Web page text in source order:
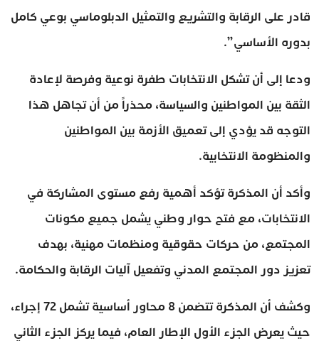
قادر على الرقابة والتشريع والتمثيل الدبلوماسي بوعي كامل
بدوره الأساسي”.
ودعا إلى أن تشكل الانتخابات طفرة نوعية وفرصة لإعادة
الثقة بين المواطنين والسياسة، محذراً من أن تجاهل هذا
التوجه قد يؤدي إلى تعميق الأزمة بين المواطنين
والمنظومة الانتخابية.
وأكد أن المذكرة تؤكد أهمية رفع مستوى المشاركة في
الانتخابات، مع فتح حوار وطني يشمل جميع مكونات
المجتمع، من حركات حقوقية ومنظمات مهنية، بهدف
تعزيز دور المجتمع المدني وتفعيل آليات الرقابة والحكامة.
وكشف أن المذكرة تتضمن 8 محاور أساسية تشمل 72 إجراء،
حيث يعرض الجزء الأول الإطار العام، فيما يركز الجزء الثاني